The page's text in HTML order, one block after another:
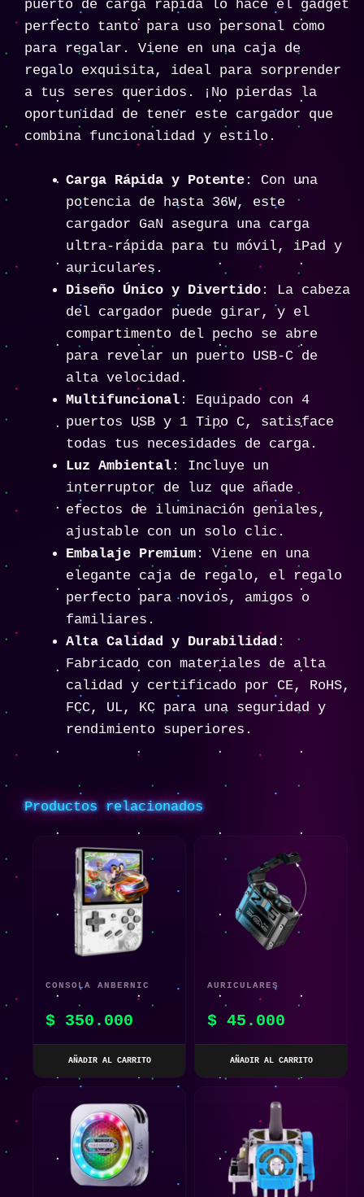
puerto de carga rápida lo hace el gadget
perfecto tanto para uso personal como
para regalar. Viene en una caja de
regalo exquisita, ideal para sorprender
a tus seres queridos. ¡No pierdas la
oportunidad de tener este cargador que
combina funcionalidad y estilo.
Carga Rápida y Potente : Con una
potencia de hasta 36W, este
cargador GaN asegura una carga
ultra-rápida para tu móvil, iPad y
auriculares.
Diseño Único y Divertido : La cabeza
del cargador puede girar, y el
compartimento del pecho se abre
para revelar un puerto USB-C de
alta velocidad.
Multifuncional : Equipado con 4
puertos USB y 1 Tipo C, satisface
todas tus necesidades de carga.
Luz Ambiental : Incluye un
interruptor de luz que añade
efectos de iluminación geniales,
ajustable con un solo clic.
Embalaje Premium : Viene en una
elegante caja de regalo, el regalo
perfecto para novios, amigos o
familiares.
Alta Calidad y Durabilidad :
Fabricado con materiales de alta
calidad y certificado por CE, RoHS,
FCC, UL, KC para una seguridad y
rendimiento superiores.
Productos relacionados
CONSOLA ANBERNIC
RG35XX TRANSPARENTE
32GB
$ 350.000
AÑADIR AL CARRITO
AURICULARES
INALÁMBRICOS
REDUCCIÓN DE RUIDO
$ 45.000
AÑADIR AL CARRITO